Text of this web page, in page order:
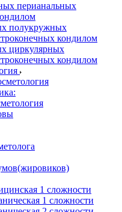
перианальных
полукружных
кондилом
циркулярных
кондилом
1 сложности
1 сложности